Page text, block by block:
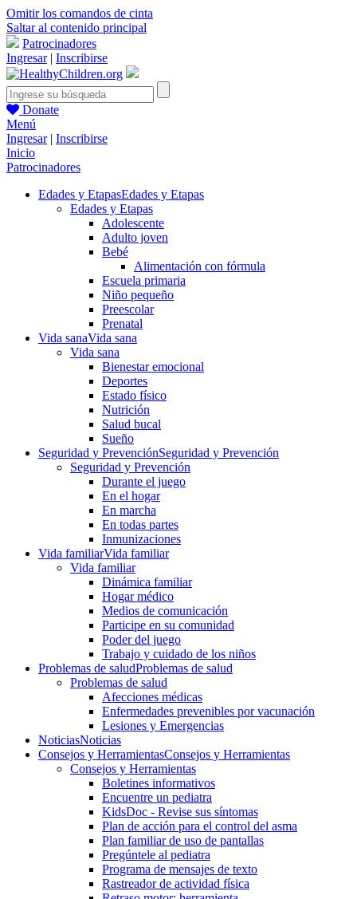
Omitir los comandos de cinta
Saltar al contenido principal
Patrocinadores
Ingresar| Inscribirse
Donate
Menú
Ingresar| Inscribirse
Inicio
Patrocinadores
Edades y EtapasEdades y Etapas
Edades y Etapas
Adolescente
Adulto joven
Bebé
Alimentación con fórmula
Escuela primaria
Niño pequeño
Preescolar
Prenatal
Vida sanaVida sana
Vida sana
Bienestar emocional
Deportes
Estado físico
Nutrición
Salud bucal
Sueño
Seguridad y PrevenciónSeguridad y Prevención
Seguridad y Prevención
Durante el juego
En el hogar
En marcha
En todas partes
Inmunizaciones
Vida familiarVida familiar
Vida familiar
Dinámica familiar
Hogar médico
Medios de comunicación
Participe en su comunidad
Poder del juego
Trabajo y cuidado de los niños
Problemas de saludProblemas de salud
Problemas de salud
Afecciones médicas
Enfermedades prevenibles por vacunación
Lesiones y Emergencias
NoticiasNoticias
Consejos y HerramientasConsejos y Herramientas
Consejos y Herramientas
Boletines informativos
Encuentre un pediatra
KidsDoc - Revise sus síntomas
Plan de acción para el control del asma
Plan familiar de uso de pantallas
Pregúntele al pediatra
Programa de mensajes de texto
Rastre​​ador de activida​d física